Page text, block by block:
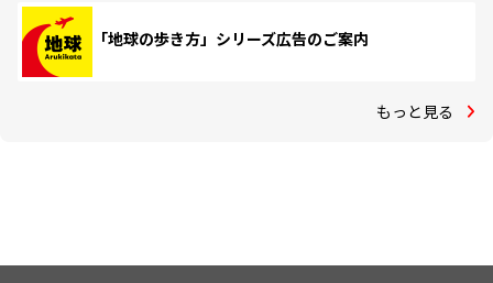
「地球の歩き方」シリーズ広告のご案内
もっと見る